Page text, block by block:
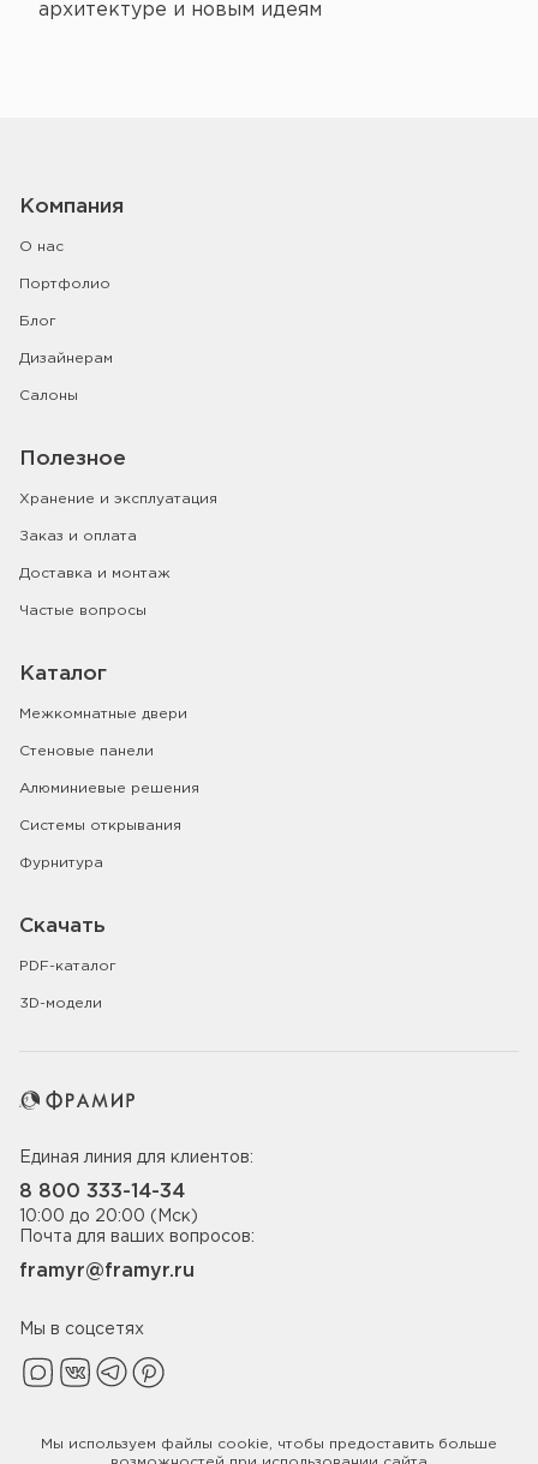
архитектуре и новым идеям
Компания
О нас
Портфолио
Блог
Дизайнерам
Салоны
Полезное
Хранение и эксплуатация
Заказ и оплата
Доставка и монтаж
Частые вопросы
Каталог
Межкомнатные двери
Стеновые панели
Алюминиевые решения
Системы открывания
Фурнитура
Скачать
PDF-каталог
3D-модели
Единая линия для клиентов:
8 800 333-14-34
10:00 до 20:00 (Мск)
Почта для ваших вопросов:
framyr@framyr.ru
Мы в соцсетях
Политика конфиденциальности
Мы используем файлы cookie , чтобы предоставить больше